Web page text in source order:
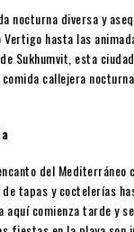
nocturna diversa y
hasta las
Sukhumvit, esta
callejera
del Mediterráneo
tapas y coctelerías
comienza tarde y